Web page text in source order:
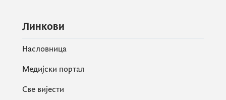
Линкови
Насловница
Медијски портал
Све вијести